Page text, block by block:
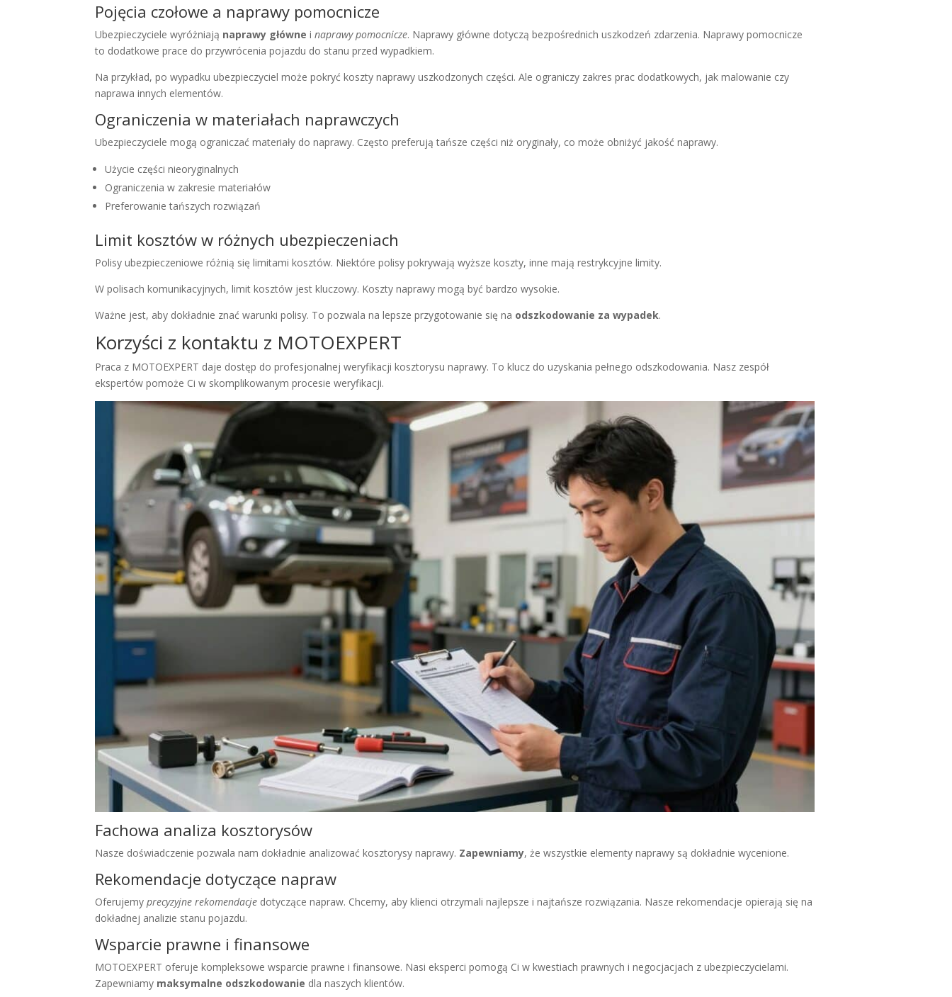
Pojęcia czołowe a naprawy pomocnicze
Ubezpieczyciele wyróżniają naprawy główne inaprawy pomocnicze. Naprawy główne dotyczą bezpośrednich uszkodzeń zdarzenia. Naprawy pomocnicze
to dodatkowe prace do przywrócenia pojazdu do stanu przed wypadkiem.
Na przykład, po wypadku ubezpieczyciel może pokryć koszty naprawy uszkodzonych części. Ale ograniczy zakres prac dodatkowych, jak malowanie czy
naprawa innych elementów.
Ograniczenia w materiałach naprawczych
Ubezpieczyciele mogą ograniczać materiały do naprawy. Często preferują tańsze części niż oryginały, co może obniżyć jakość naprawy.
Użycie części nieoryginalnych
Ograniczenia w zakresie materiałów
Preferowanie tańszych rozwiązań
Limit kosztów w różnych ubezpieczeniach
Polisy ubezpieczeniowe różnią się limitami kosztów. Niektóre polisy pokrywają wyższe koszty, inne mają restrykcyjne limity.
W polisach komunikacyjnych, limit kosztów jest kluczowy. Koszty naprawy mogą być bardzo wysokie.
Ważne jest, aby dokładnie znać warunki polisy. To pozwala na lepsze przygotowanie się na odszkodowanie za wypadek.
Korzyści z kontaktu z MOTOEXPERT
Praca z MOTOEXPERT daje dostęp do profesjonalnej weryfikacji kosztorysu naprawy. To klucz do uzyskania pełnego odszkodowania. Nasz zespół
ekspertów pomoże Ci w skomplikowanym procesie weryfikacji.
Fachowa analiza kosztorysów
Nasze doświadczenie pozwala nam dokładnie analizować kosztorysy naprawy. Zapewniamy, że wszystkie elementy naprawy są dokładnie wycenione.
Rekomendacje dotyczące napraw
Oferujemyprecyzyjne rekomendacje dotyczące napraw. Chcemy, aby klienci otrzymali najlepsze i najtańsze rozwiązania. Nasze rekomendacje opierają się na
dokładnej analizie stanu pojazdu.
Wsparcie prawne i finansowe
MOTOEXPERT oferuje kompleksowe wsparcie prawne i finansowe. Nasi eksperci pomogą Ci w kwestiach prawnych i negocjacjach z ubezpieczycielami.
Zapewniamy maksymalne odszkodowanie dla naszych klientów.